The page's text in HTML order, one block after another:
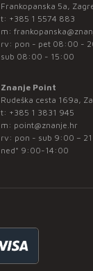
Frankopanska 5a,
t: +385 1 5574 883
m:
rv: pon - pet 08:00 -
sub 08:00 - 15:00
Znanje Point
Rudeška cesta 169a,
t: +385 1 3831 945
m: point@znanje.hr
rv: pon - sub 9:00 –
ned* 9:00-14:00